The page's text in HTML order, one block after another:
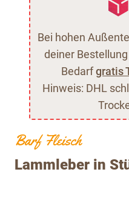
Bei hohen
deiner
Bedarfgratis
Hinweis: DHL
Barf Fleisch
Lammleber in